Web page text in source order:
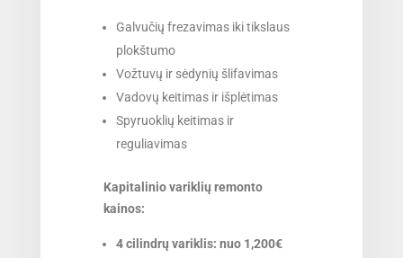
Galvučių frezavimas iki tikslaus
plokštumo
Vožtuvų ir sėdynių šlifavimas
Vadovų keitimas ir išplėtimas
Spyruoklių keitimas ir
reguliavimas
Kapitalinio variklių remonto
kainos:
4 cilindrų variklis: nuo 1,200€